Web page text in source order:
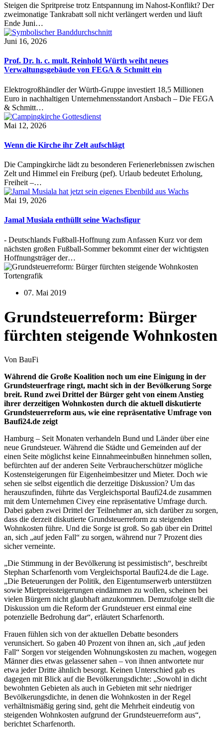
Steigen die Spritpreise trotz Entspannung im Nahost-Konflikt? Der
zweimonatige Tankrabatt soll nicht verlängert werden und läuft
Ende Juni…
Juni 16, 2026
Prof. Dr. h. c. mult. Reinhold Würth weiht neues
Verwaltungsgebäude von FEGA & Schmitt ein
Elektrogroßhändler der Würth-Gruppe investiert 18,5 Millionen
Euro in nachhaltigen Unternehmensstandort Ansbach – Die FEGA
& Schmitt…
Mai 12, 2026
Wenn die Kirche ihr Zelt aufschlägt
Die Campingkirche lädt zu besonderen Ferienerlebnissen zwischen
Zelt und Himmel ein Freiburg (pef). Urlaub bedeutet Erholung,
Freiheit –…
Mai 19, 2026
Jamal Musiala enthüllt seine Wachsfigur
- Deutschlands Fußball-Hoffnung zum Anfassen Kurz vor dem
nächsten großen Fußball-Sommer bekommt einer der wichtigsten
Hoffnungsträger der…
Tortengrafik
07. Mai 2019
Grundsteuerreform: Bürger
fürchten steigende Wohnkosten
Von BauFi
Während die Große Koalition noch um eine Einigung in der
Grundsteuerfrage ringt, macht sich in der Bevölkerung Sorge
breit. Rund zwei Drittel der Bürger geht von einem Anstieg
ihrer derzeitigen Wohnkosten durch die aktuell diskutierte
Grundsteuerreform aus, wie eine repräsentative Umfrage von
Baufi24.de zeigt
Hamburg – Seit Monaten verhandeln Bund und Länder über eine
neue Grundsteuer. Während die Städte und Gemeinden auf der
einen Seite möglichst keine Einnahmeeinbußen hinnehmen sollen,
befürchten auf der anderen Seite Verbraucherschützer mögliche
Kostensteigerungen für Eigenheimbesitzer und Mieter. Doch wie
sehen sie selbst eigentlich die derzeitige Diskussion? Um das
herauszufinden, führte das Vergleichsportal Baufi24.de zusammen
mit dem Unternehmen Civey eine repräsentative Umfrage durch.
Dabei gaben zwei Drittel der Teilnehmer an, sich darüber zu sorgen,
dass die derzeit diskutierte Grundsteuerreform zu steigenden
Wohnkosten führe. Und die Sorge ist groß. So gab über ein Drittel
an, sich „auf jeden Fall“ zu sorgen, während nur 7 Prozent dies
sicher verneinte.
„Die Stimmung in der Bevölkerung ist pessimistisch“, beschreibt
Stephan Scharfenorth vom Vergleichsportal Baufi24.de die Lage.
„Die Beteuerungen der Politik, den Eigentumserwerb unterstützen
sowie Mietpreissteigerungen eindämmen zu wollen, scheinen bei
vielen Bürgern nicht glaubhaft anzukommen. Demzufolge stellt die
Diskussion um die Reform der Grundsteuer erst einmal eine
potenzielle Bedrohung dar“, erläutert Scharfenorth.
Frauen fühlen sich von der aktuellen Debatte besonders
verunsichert. So gaben 40 Prozent von ihnen an, sich „auf jeden
Fall“ Sorgen vor steigenden Wohnungskosten zu machen, wogegen
Männer dies etwas gelassener sahen – von ihnen antwortete nur
etwa jeder Dritte ähnlich besorgt. Keinen Unterschied gab es
dagegen mit Blick auf die Bevölkerungsdichte: „Sowohl in dicht
bewohnten Gebieten als auch in Gebieten mit sehr niedriger
Bevölkerungsdichte, in denen die Wohnkosten in der Regel
verhältnismäßig gering sind, geht die Mehrheit eindeutig von
steigenden Wohnkosten aufgrund der Grundsteuerreform aus“,
berichtet Scharfenorth.